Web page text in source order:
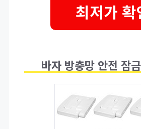
최저가 확
바자 방충망 안전 잠